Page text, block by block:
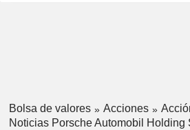
Bolsa de valores Acciones
Noticias Porsche Automobil Holding